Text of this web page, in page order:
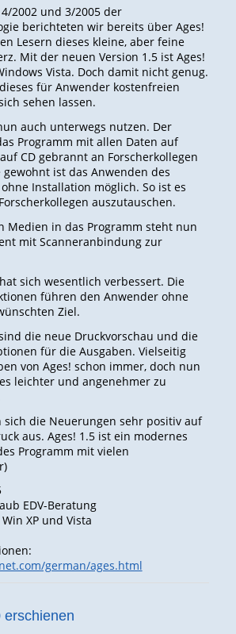
2002 und 3/2005 der
berichteten wir bereits über Ages!
Lesern dieses kleine, aber feine
Mit der neuen Version 1.5 ist Ages!
Vista. Doch damit nicht genug.
für Anwender kostenfreien
sehen lassen.
auch unterwegs nutzen. Der
Programm mit allen Daten auf
CD gebrannt an Forscherkollegen
ist das Anwenden des
Installation möglich. So ist es
auszutauschen.
Medien in das Programm steht nun
mit Scanneranbindung zur
sich wesentlich verbessert. Die
führen den Anwender ohne
Ziel.
die neue Druckvorschau und die
für die Ausgaben. Vielseitig
von Ages! schon immer, doch nun
leichter und angenehmer zu
sich die Neuerungen sehr positiv auf
aus. Ages! 1.5 ist ein modernes
Programm mit vielen
EDV-Beratung
XP und Vista
german/ages.html
erschienen